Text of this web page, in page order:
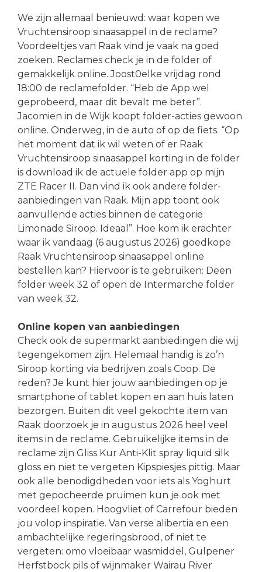
We zijn allemaal benieuwd: waar kopen we
Vruchtensiroop sinaasappel in de reclame?
Voordeeltjes van Raak vind je vaak na goed
zoeken. Reclames check je in de folder of
gemakkelijk online. Joost0elke vrijdag rond
18:00 de reclamefolder. “Heb de App wel
geprobeerd, maar dit bevalt me beter”.
Jacomien in de Wijk koopt folder-acties gewoon
online. Onderweg, in de auto of op de fiets. “Op
het moment dat ik wil weten of er Raak
Vruchtensiroop sinaasappel korting in de folder
is download ik de actuele folder app op mijn
ZTE Racer II. Dan vind ik ook andere folder-
aanbiedingen van Raak. Mijn app toont ook
aanvullende acties binnen de categorie
Limonade Siroop. Ideaal”. Hoe kom ik erachter
waar ik vandaag (6 augustus 2026) goedkope
Raak Vruchtensiroop sinaasappel online
bestellen kan? Hiervoor is te gebruiken: Deen
folder week 32 of open de Intermarche folder
van week 32.
Online kopen van aanbiedingen
Check ook de supermarkt aanbiedingen die wij
tegengekomen zijn. Helemaal handig is zo’n
Siroop korting via bedrijven zoals Coop. De
reden? Je kunt hier jouw aanbiedingen op je
smartphone of tablet kopen en aan huis laten
bezorgen. Buiten dit veel gekochte item van
Raak doorzoek je in augustus 2026 heel veel
items in de reclame. Gebruikelijke items in de
reclame zijn Gliss Kur Anti-Klit spray liquid silk
gloss en niet te vergeten Kipspiesjes pittig. Maar
ook alle benodigdheden voor iets als Yoghurt
met gepocheerde pruimen kun je ook met
voordeel kopen. Hoogvliet of Carrefour bieden
jou volop inspiratie. Van verse alibertia en een
ambachtelijke regeringsbrood, of niet te
vergeten: omo vloeibaar wasmiddel, Gulpener
Herfstbock pils of wijnmaker Wairau River